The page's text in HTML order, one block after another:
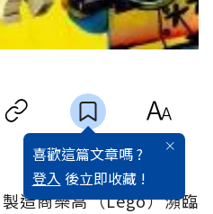
喜歡這篇文章嗎 ?
登入 後立即收藏 !
造商樂高（Lego）瀕臨